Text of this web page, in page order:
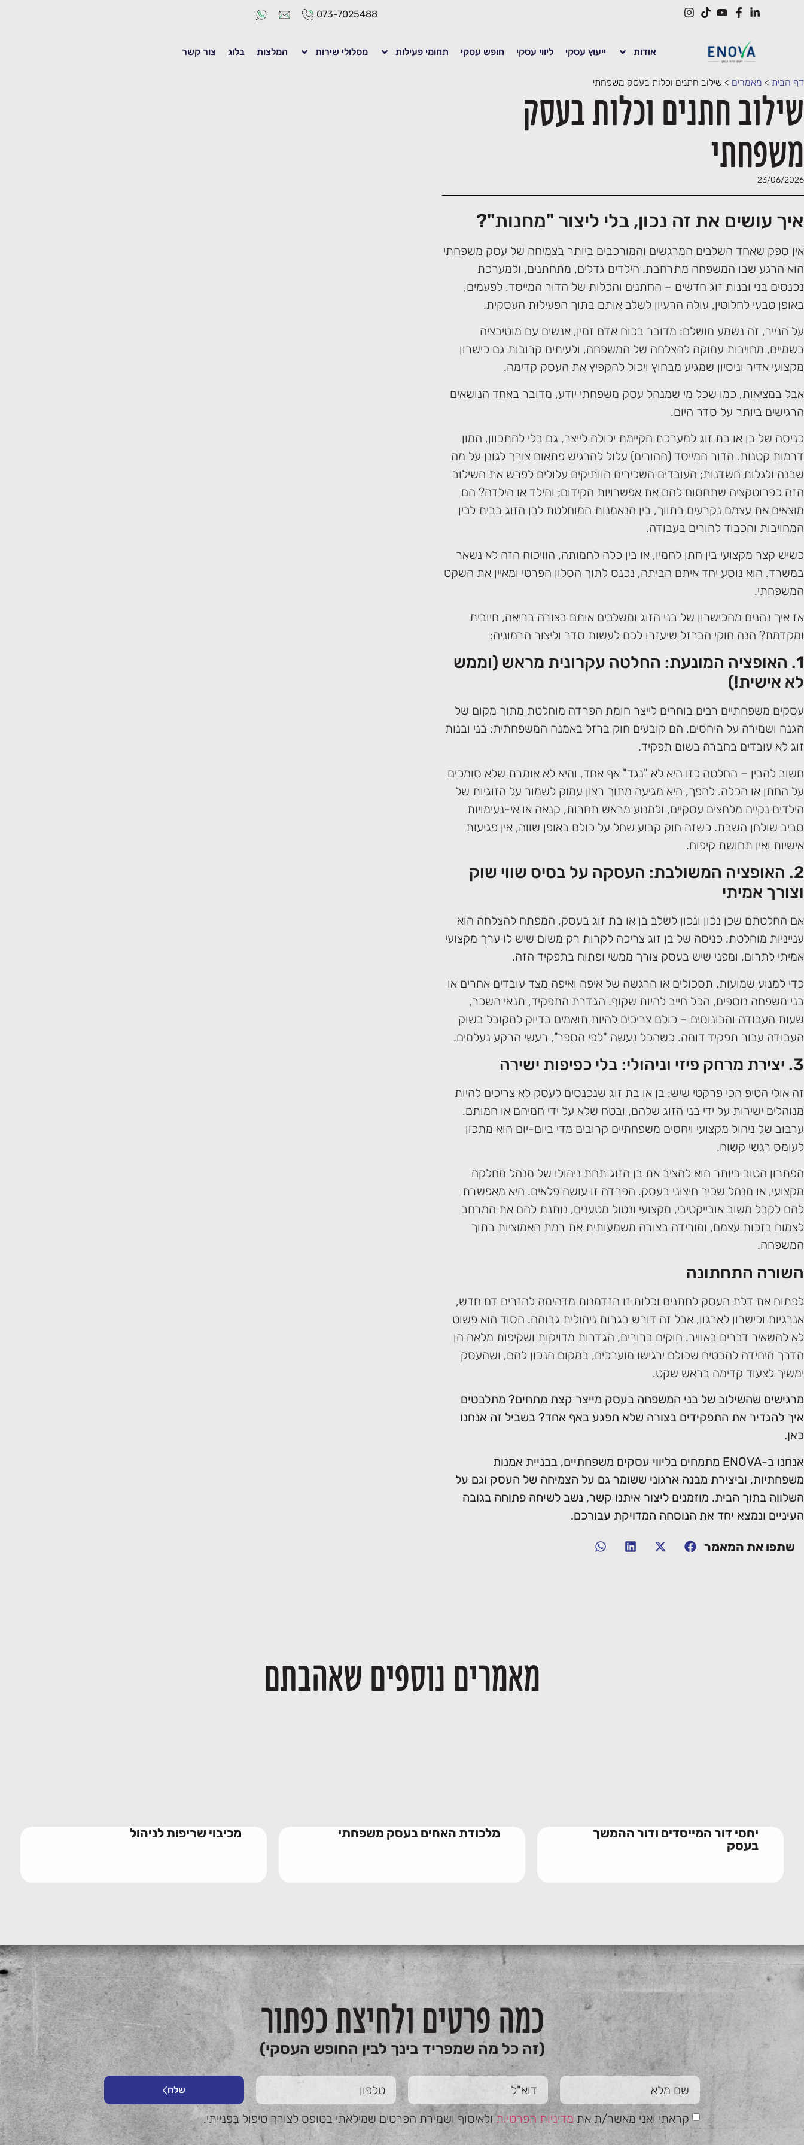
073-7025488
אודות ייעוץ עסקי ליווי עסקי חופש עסקי תחומי פעילות מסלולי שירות המלצות בלוג צור קשר
דף הבית > מאמרים > שילוב חתנים וכלות בעסק משפחתי
שילוב חתנים וכלות בעסק
משפחתי
23/06/2026
איך עושים את זה נכון, בלי ליצור "מחנות"?
אין ספק שאחד השלבים המרגשים והמורכבים ביותר בצמיחה של עסק משפחתי
הוא הרגע שבו המשפחה מתרחבת. הילדים גדלים, מתחתנים, ולמערכת
נכנסים בני ובנות זוג חדשים – החתנים והכלות של הדור המייסד. לפעמים,
באופן טבעי לחלוטין, עולה הרעיון לשלב אותם בתוך הפעילות העסקית.
על הנייר, זה נשמע מושלם: מדובר בכוח אדם זמין, אנשים עם מוטיבציה
בשמיים, מחויבות עמוקה להצלחה של המשפחה, ולעיתים קרובות גם כישרון
מקצועי אדיר וניסיון שמגיע מבחוץ ויכול להקפיץ את העסק קדימה.
אבל במציאות, כמו שכל מי שמנהל עסק משפחתי יודע, מדובר באחד הנושאים
הרגישים ביותר על סדר היום.
כניסה של בן או בת זוג למערכת הקיימת יכולה לייצר, גם בלי להתכוון, המון
דרמות קטנות. הדור המייסד (ההורים) עלול להרגיש פתאום צורך לגונן על מה
שבנה ולגלות חשדנות; העובדים השכירים הוותיקים עלולים לפרש את השילוב
הזה כפרוטקציה שתחסום להם את אפשרויות הקידום; והילד או הילדה? הם
מוצאים את עצמם נקרעים בתווך, בין הנאמנות המוחלטת לבן הזוג בבית לבין
המחויבות והכבוד להורים בעבודה.
כשיש קצר מקצועי בין חתן לחמיו, או בין כלה לחמותה, הוויכוח הזה לא נשאר
במשרד. הוא נוסע יחד איתם הביתה, נכנס לתוך הסלון הפרטי ומאיין את השקט
המשפחתי.
אז איך נהנים מהכישרון של בני הזוג ומשלבים אותם בצורה בריאה, חיובית
ומקדמת? הנה חוקי הברזל שיעזרו לכם לעשות סדר וליצור הרמוניה:
1. האופציה המונעת: החלטה עקרונית מראש (וממש
לא אישית!)
עסקים משפחתיים רבים בוחרים לייצר חומת הפרדה מוחלטת מתוך מקום של
הגנה ושמירה על היחסים. הם קובעים חוק ברזל באמנה המשפחתית: בני ובנות
זוג לא עובדים בחברה בשום תפקיד.
חשוב להבין – החלטה כזו היא לא "נגד" אף אחד, והיא לא אומרת שלא סומכים
על החתן או הכלה. להפך, היא מגיעה מתוך רצון עמוק לשמור על הזוגיות של
הילדים נקייה מלחצים עסקיים, ולמנוע מראש תחרות, קנאה או אי-נעימויות
סביב שולחן השבת. כשזה חוק קבוע שחל על כולם באופן שווה, אין פגיעות
אישיות ואין תחושת קיפוח.
2. האופציה המשולבת: העסקה על בסיס שווי שוק
וצורך אמיתי
אם החלטתם שכן נכון ונכון לשלב בן או בת זוג בעסק, המפתח להצלחה הוא
ענייניות מוחלטת. כניסה של בן זוג צריכה לקרות רק משום שיש לו ערך מקצועי
אמיתי לתרום, ומפני שיש בעסק צורך ממשי ופתוח בתפקיד הזה.
כדי למנוע שמועות, תסכולים או הרגשה של איפה ואיפה מצד עובדים אחרים או
בני משפחה נוספים, הכל חייב להיות שקוף. הגדרת התפקיד, תנאי השכר,
שעות העבודה והבונוסים – כולם צריכים להיות תואמים בדיוק למקובל בשוק
העבודה עבור תפקיד דומה. כשהכל נעשה "לפי הספר", רעשי הרקע נעלמים.
3. יצירת מרחק פיזי וניהולי: בלי כפיפות ישירה
זה אולי הטיפ הכי פרקטי שיש: בן או בת זוג שנכנסים לעסק לא צריכים להיות
מנוהלים ישירות על ידי בני הזוג שלהם, ובטח שלא על ידי חמיהם או חמותם.
ערבוב של ניהול מקצועי ויחסים משפחתיים קרובים מדי ביום-יום הוא מתכון
לעומס רגשי קשוח.
הפתרון הטוב ביותר הוא להציב את בן הזוג תחת ניהולו של מנהל מחלקה
מקצועי, או מנהל שכיר חיצוני בעסק. הפרדה זו עושה פלאים. היא מאפשרת
להם לקבל משוב אובייקטיבי, מקצועי ונטול מטענים, נותנת להם את המרחב
לצמוח בזכות עצמם, ומורידה בצורה משמעותית את רמת האמוציות בתוך
המשפחה.
השורה התחתונה
לפתוח את דלת העסק לחתנים וכלות זו הזדמנות מדהימה להזרים דם חדש,
אנרגיות וכישרון לארגון, אבל זה דורש בגרות ניהולית גבוהה. הסוד הוא פשוט
לא להשאיר דברים באוויר. חוקים ברורים, הגדרות מדויקות ושקיפות מלאה הן
הדרך היחידה להבטיח שכולם ירגישו מוערכים, במקום הנכון להם, ושהעסק
ימשיך לצעוד קדימה בראש שקט.
מרגישים שהשילוב של בני המשפחה בעסק מייצר קצת מתחים? מתלבטים
איך להגדיר את התפקידים בצורה שלא תפגע באף אחד? בשביל זה אנחנו
כאן.
אנחנו ב-ENOVA מתמחים בליווי עסקים משפחתיים, בבניית אמנות
משפחתיות, וביצירת מבנה ארגוני ששומר גם על הצמיחה של העסק וגם על
השלווה בתוך הבית. מוזמנים ליצור איתנו קשר, נשב לשיחה פתוחה בגובה
העיניים ונמצא יחד את הנוסחה המדויקת עבורכם.
שתפו את המאמר
מאמרים נוספים שאהבתם
יחסי דור המייסדים ודור ההמשך
בעסק
מלכודת האחים בעסק משפחתי מכיבוי שריפות לניהול
כמה פרטים ולחיצת כפתור
(זה כל מה שמפריד בינך לבין החופש העסקי)
קראתי ואני מאשר/ת אתמדיניות הפרטיותולאיסוף ושמירת הפרטים שמילאתי בטופס לצורך טיפול בפנייתי.
שלח